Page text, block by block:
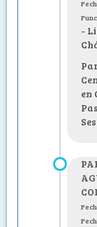
-
en